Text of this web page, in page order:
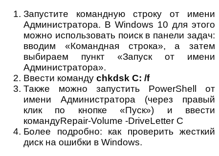
Запустите командную строку от имени
Администратора. В Windows 10 для этого
можно использовать поиск в панели задач:
вводим «Командная строка», а затем
выбираем пункт «Запуск от имени
Администратора».
Ввести команду chkdsk C: /f
Также можно запустить PowerShell от
имени Администратора (через правый
клик по кнопке «Пуск») и ввести
командуRepair-Volume -DriveLetter C
Более подробно: как проверить жесткий
диск на ошибки в Windows.